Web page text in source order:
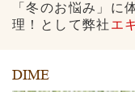
「冬のお悩み」に
理！として弊社 エ
DIME